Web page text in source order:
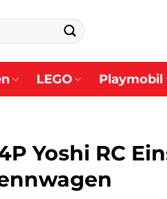
LEGO Playmobil
Yoshi RC